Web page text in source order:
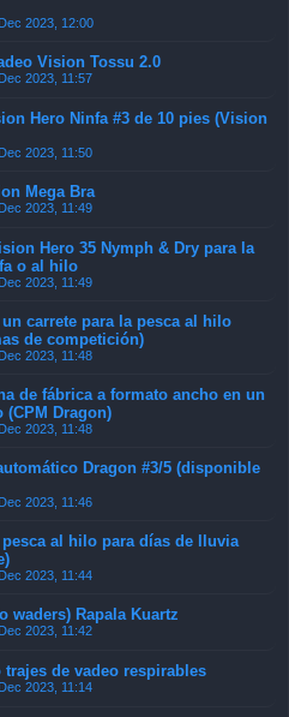
2023, 12:00
Vision Tossu 2.0
2023, 11:57
Hero Ninfa #3 de 10 pies (Vision
2023, 11:50
Mega Bra
2023, 11:49
Hero 35 Nymph & Dry para la
o al hilo
2023, 11:49
carrete para la pesca al hilo
de competición)
2023, 11:48
de fábrica a formato ancho en un
(CPM Dragon)
2023, 11:48
Dragon #3/5 (disponible
2023, 11:46
al hilo para días de lluvia
2023, 11:44
waders) Rapala Kuartz
2023, 11:42
de vadeo respirables
2023, 11:14